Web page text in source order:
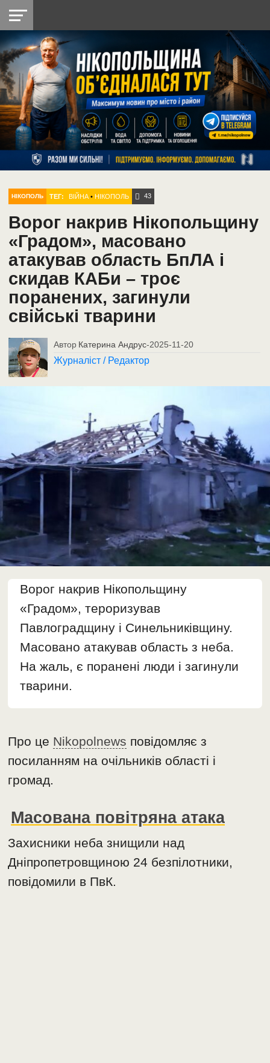
НІКОПОЛЬ
РАЙОН
СІЧЕСЛАВСЬКА
УКРАЇНА
РЕТРО
НІКОПОЛЬ
ЛАЙТ
УКРАЇНА
ДОПОМОГА
РАДІО
НІКОПОЛЬ ТЕГ: ВІЙНА •НІКОПОЛЬ 43
Ворог накрив Нікопольщину
«Градом», масовано
атакував область БпЛА і
скидав КАБи – троє
поранених, загинули
свійські тварини
Автор Катерина Андрус-2025-11-20
Журналіст / Редактор
Ворог накрив Нікопольщину
«Градом», тероризував
Павлоградщину і Синельниківщину.
Масовано атакував область з неба.
На жаль, є поранені люди і загинули
тварини.
Про це Nikopolnews повідомляє з
посиланням на очільників області і
громад.
Масована повітряна атака
Захисники неба знищили над
Дніпропетровщиною 24 безпілотники,
повідомили в ПвК.